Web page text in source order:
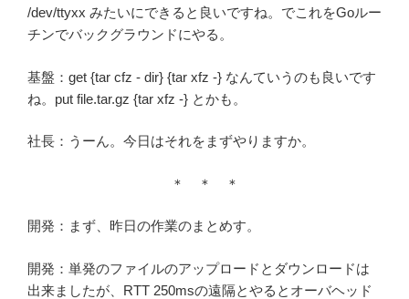
/dev/ttyxx みたいにできると良いですね。でこれをGoルー
チンでバックグラウンドにやる。
基盤：get {tar cfz - dir} {tar xfz -} なんていうのも良いです
ね。put file.tar.gz {tar xfz -} とかも。
社長：うーん。今日はそれをまずやりますか。
＊ ＊ ＊
開発：まず、昨日の作業のまとめす。
開発：単発のファイルのアップロードとダウンロードは
出来ましたが、RTT 250msの遠隔とやるとオーバヘッド